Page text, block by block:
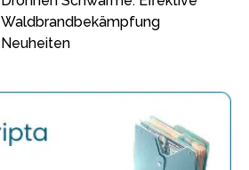
Waldbrandbekämpfung
Neuheiten